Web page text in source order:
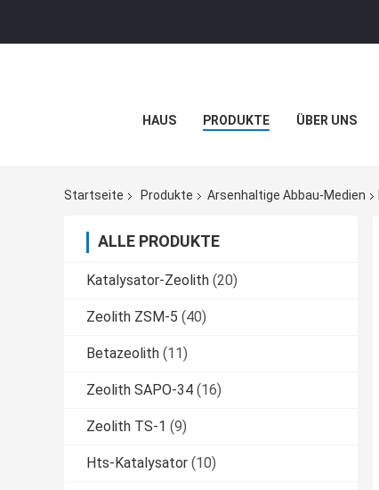
HAUS PRODUKTE ÜBER UNS
Startseite Produkte Arsenhaltige Abbau-Medien
ALLE PRODUKTE
Katalysator-Zeolith (20)
Zeolith ZSM-5 (40)
Betazeolith (11)
Zeolith SAPO-34 (16)
Zeolith TS-1 (9)
Hts-Katalysator (10)